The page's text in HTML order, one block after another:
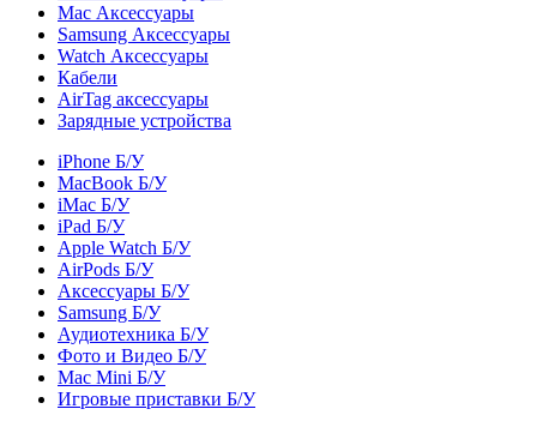
Mac Аксессуары
Samsung Аксессуары
Watch Аксессуары
Кабели
AirTag аксессуары
Зарядные устройства
iPhone Б/У
MacBook Б/У
iMac Б/У
iPad Б/У
Apple Watch Б/У
AirPods Б/У
Аксессуары Б/У
Samsung Б/У
Аудиотехника Б/У
Фото и Видео Б/У
Mac Mini Б/У
Игровые приставки Б/У